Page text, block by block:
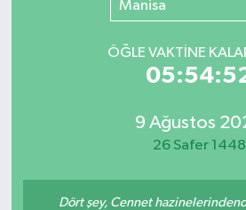
Manisa
ÖĞLE VAKTİNE
9 Ağustos
26 Safer 1448
Dört şey, Cennet
YARIŞMA/ETKİNLİKLER
MEVZUAT/KARARLAR